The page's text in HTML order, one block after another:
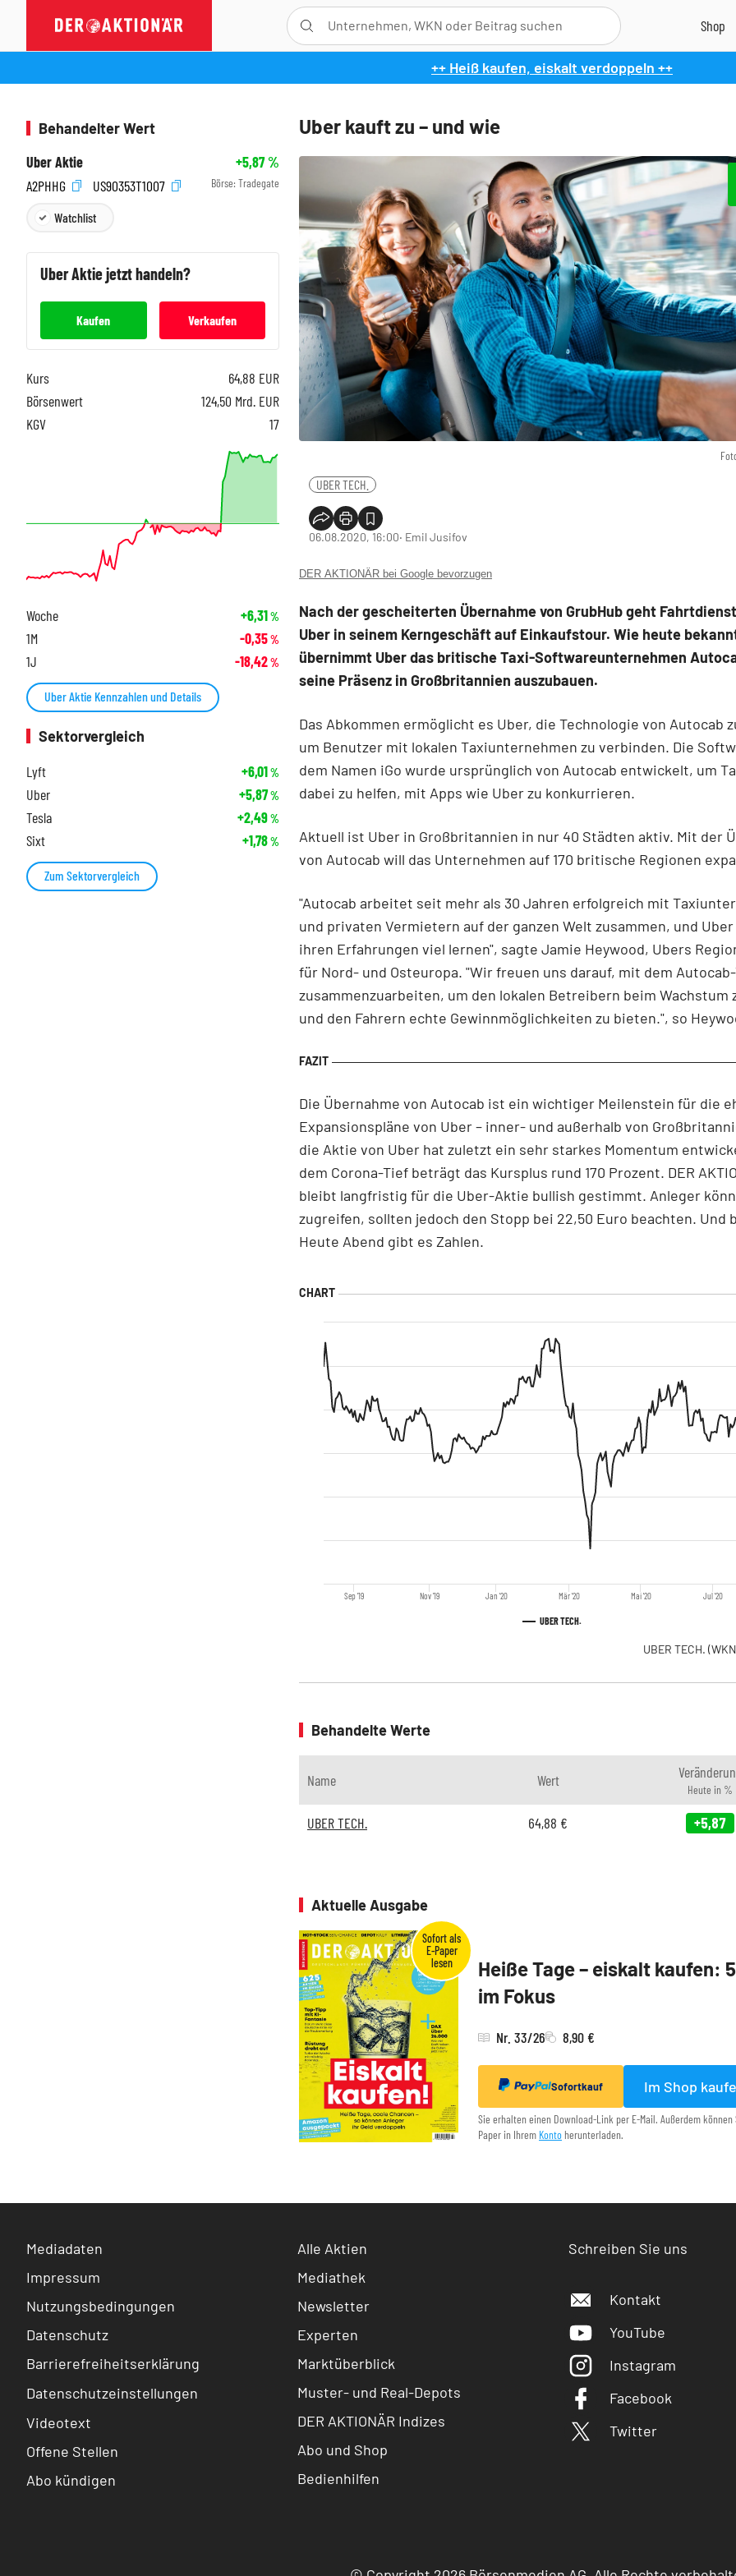
++ Heiß kaufen, eiskalt verdoppeln ++
Uber kauft zu – und wie
UBER TECH.
06.08.2020, 16:00‧ Emil Jusifov
DER AKTIONÄR bei Google bevorzugen
Nach der gescheiterten Übernahme von GrubHub geht
Uber in seinem Kerngeschäft auf Einkaufstour. Wie heute
übernimmt Uber das britische Taxi-Softwareunternehmen
seine Präsenz in Großbritannien auszubauen.
Das Abkommen ermöglicht es Uber, die Technologie von Autocab
um Benutzer mit lokalen Taxiunternehmen zu verbinden. Die
dem Namen iGo wurde ursprünglich von Autocab entwickelt, um
dabei zu helfen, mit Apps wie Uber zu konkurrieren.
Aktuell ist Uber in Großbritannien in nur 40 Städten aktiv. Mit der
von Autocab will das Unternehmen auf 170 britische Regionen
"Autocab arbeitet seit mehr als 30 Jahren erfolgreich mit
und privaten Vermietern auf der ganzen Welt zusammen, und Uber
ihren Erfahrungen viel lernen", sagte Jamie Heywood, Ubers
für Nord- und Osteuropa. "Wir freuen uns darauf, mit dem
zusammenzuarbeiten, um den lokalen Betreibern beim Wachstum
und den Fahrern echte Gewinnmöglichkeiten zu bieten.", so
Die Übernahme von Autocab ist ein wichtiger Meilenstein für die
Expansionspläne von Uber – inner- und außerhalb von
die Aktie von Uber hat zuletzt ein sehr starkes Momentum
dem Corona-Tief beträgt das Kursplus rund 170 Prozent. DER
bleibt langfristig für die Uber-Aktie bullish gestimmt. Anleger
zugreifen, sollten jedoch den Stopp bei 22,50 Euro beachten. Und
Heute Abend gibt es Zahlen.
UBER TECH.
Sep '19 Nov '19 Jan '20 Mär '20 Mai '20 Jul '20
UBER TECH.
Behandelte Werte
Name Wert
Heute in %
UBER TECH. 64,88 € +5,87
Aktuelle Ausgabe
Heiße Tage – eiskalt kaufen:
im Fokus
Nr. 33/26 8,90 €
Sofortkauf Im Shop
Sie erhalten einen Download-Link per E-Mail. Außerdem
Paper in Ihrem Konto herunterladen.
Behandelter Wert
Uber Aktie
+5,87%
A2PHHG
US90353T1007 Börse: Tradegate
Watchlist
UberAktie jetzt handeln?
Kaufen Verkaufen
Kurs 64,88 EUR
Börsenwert
124,50 Mrd. EUR
KGV
17
Woche +6,31%
1M -0,35%
1J -18,42%
Uber Aktie Kennzahlen und Details
Sektorvergleich
Lyft
+6,01%
Uber +5,87%
Tesla +2,49%
Sixt +1,78%
Zum Sektorvergleich
Mediadaten
Impressum
Nutzungsbedingungen
Datenschutz
Barrierefreiheitserklärung
Datenschutzeinstellungen
Videotext
Offene Stellen
Abo kündigen
Alle Aktien
Mediathek
Newsletter
Experten
Marktüberblick
Muster- und Real-Depots
DER AKTIONÄR Indizes
Abo und Shop
Bedienhilfen
Schreiben Sie uns
Kontakt
YouTube
Instagram
Facebook
Twitter